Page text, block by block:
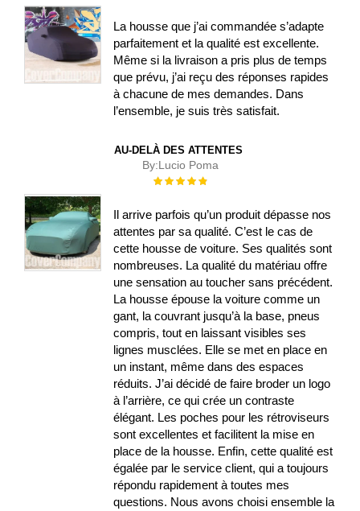
La housse que j’ai commandée s’adapte
parfaitement et la qualité est excellente.
Même si la livraison a pris plus de temps
que prévu, j’ai reçu des réponses rapides
à chacune de mes demandes. Dans
l’ensemble, je suis très satisfait.
AU-DELÀ DES ATTENTES
By:Lucio Poma
Évaluation :
Il arrive parfois qu’un produit dépasse nos
attentes par sa qualité. C’est le cas de
cette housse de voiture. Ses qualités sont
nombreuses. La qualité du matériau offre
une sensation au toucher sans précédent.
La housse épouse la voiture comme un
gant, la couvrant jusqu’à la base, pneus
compris, tout en laissant visibles ses
lignes musclées. Elle se met en place en
un instant, même dans des espaces
réduits. J’ai décidé de faire broder un logo
à l’arrière, ce qui crée un contraste
élégant. Les poches pour les rétroviseurs
sont excellentes et facilitent la mise en
place de la housse. Enfin, cette qualité est
égalée par le service client, qui a toujours
répondu rapidement à toutes mes
questions. Nous avons choisi ensemble la